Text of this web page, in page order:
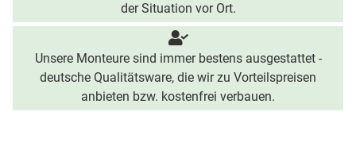
der Situation vor Ort.
Unsere Monteure sind immer bestens ausgestattet -
deutsche Qualitätsware, die wir zu Vorteilspreisen
anbieten bzw. kostenfrei verbauen.